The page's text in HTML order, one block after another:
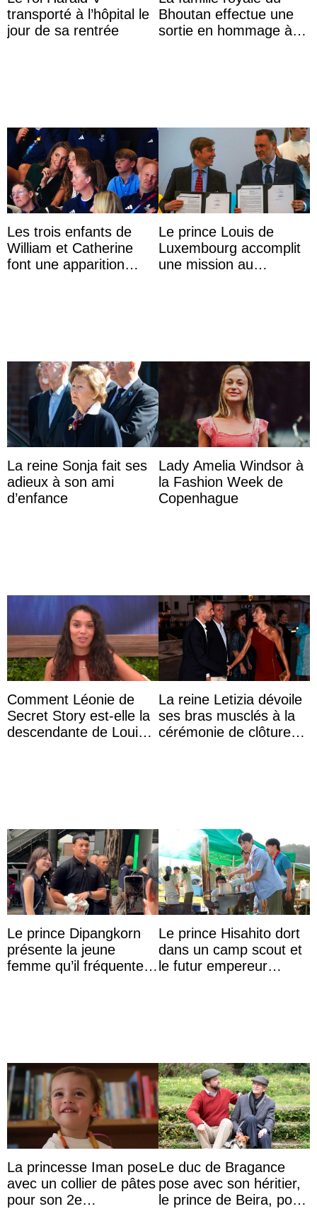
transporté à l’hôpital le
jour de sa rentrée
Bhoutan effectue une
sortie en hommage à
Les trois enfants de
William et Catherine
font une apparition
Le prince Louis de
Luxembourg accomplit
une mission au
La reine Sonja fait ses
adieux à son ami
d’enfance
Lady Amelia Windsor à
la Fashion Week de
Copenhague
Comment Léonie de
Secret Story est-elle la
descendante de Louis
La reine Letizia dévoile
ses bras musclés à la
cérémonie de clôture
Le prince Dipangkorn
présente la jeune
femme qu’il fréquente à
Le prince Hisahito dort
dans un camp scout et
le futur empereur
La princesse Iman pose
avec un collier de pâtes
pour son 2e
Le duc de Bragance
pose avec son héritier,
le prince de Beira, pour